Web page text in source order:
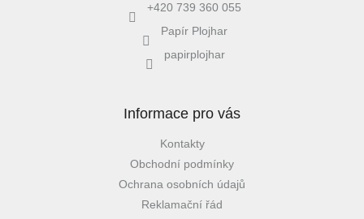
+420 739 360 055
Papír Plojhar
papirplojhar
Informace pro vás
Kontakty
Obchodní podmínky
Ochrana osobních údajů
Reklamační řád